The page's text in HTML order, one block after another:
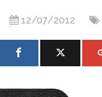
12/07/2012